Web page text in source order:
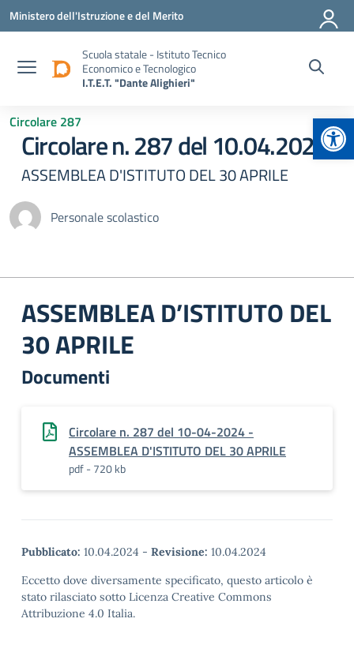
Vai ai contenuti
Vai al menu di navigazione
Vai al footer
Ministero dell'Istruzione e del Merito
Scuola statale - Istituto Tecnico
Economico e Tecnologico
I.T.E.T. "Dante Alighieri"
Circolare 287
Circolare n. 287 del 10.04.2024
ASSEMBLEA D'ISTITUTO DEL 30 APRILE
Personale scolastico
ASSEMBLEA D’ISTITUTO DEL
30 APRILE
Documenti
Circolare n. 287 del 10-04-2024 -
ASSEMBLEA D'ISTITUTO DEL 30 APRILE
pdf - 720 kb
Pubblicato: 10.04.2024 - Revisione: 10.04.2024
Eccetto dove diversamente specificato, questo articolo è
stato rilasciato sotto Licenza Creative Commons
Attribuzione 4.0 Italia.